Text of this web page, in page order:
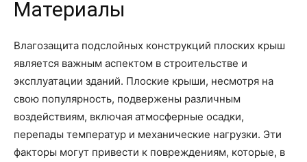
Материалы
Влагозащита подслойных конструкций плоских крыш
является важным аспектом в строительстве и
эксплуатации зданий. Плоские крыши, несмотря на
свою популярность, подвержены различным
воздействиям, включая атмосферные осадки,
перепады температур и механические нагрузки. Эти
факторы могут привести к повреждениям, которые, в